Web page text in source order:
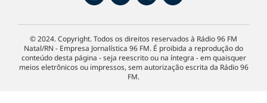
© 2024. Copyright. Todos os direitos reservados à Rádio 96 FM
Natal/RN - Empresa Jornalística 96 FM. É proibida a reprodução do
conteúdo desta página - seja reescrito ou na íntegra - em quaisquer
meios eletrônicos ou impressos, sem autorização escrita da Rádio 96
FM.